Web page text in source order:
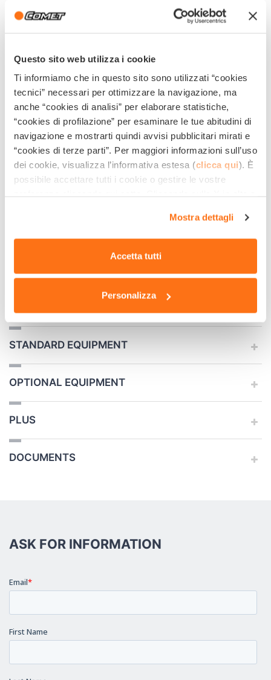
Questo sito web utilizza i cookie
Ti informiamo che in questo sito sono utilizzati “cookies
tecnici” necessari per ottimizzare la navigazione, ma
anche “cookies di analisi” per elaborare statistiche,
“cookies di profilazione” per esaminare le tue abitudini di
navigazione e mostrarti quindi avvisi pubblicitari mirati e
“cookies di terze parti”. Per maggiori informazioni sull’uso
dei cookie, visualizza l’informativa estesa (clicca qui). È
possibile accettare tutti i cookie o gestire le vostre
impostazioni predefinite che non consentono l’utilizzo di
cookie o altri strumenti di tracciamento diversi dai
Mostra dettagli
Accetta tutti
Personalizza
Temperatura max. uscita (°C) 110
Serbatoio combustibile caldaia (l)
Consumo combustibile caldaia (l/h) 3.11
Detergent tank (l) 3.5
High pressure hose (m) 10
Dimensions (cm) 94x62x84
n° machines container 20'
STANDARD EQUIPMENT
OPTIONAL EQUIPMENT
PLUS
DOCUMENTS
ASK FOR INFORMATION